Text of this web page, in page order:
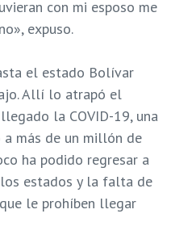
con mi esposo me
expuso.
el estado Bolívar
Allí lo atrapó el
la COVID-19, una
más de un millón de
ha podido regresar a
los estados y la falta de
le prohíben llegar